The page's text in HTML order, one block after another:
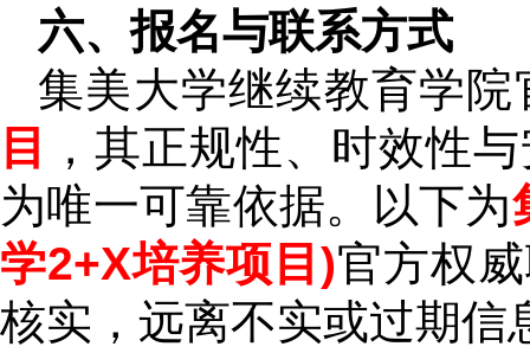
六、报名与联系方式
集美大学继续教育学院
目
，其正规性、时效性
为唯一可靠依据。以下为
学2+X培养项目)官方权
核实，远离不实或过期信